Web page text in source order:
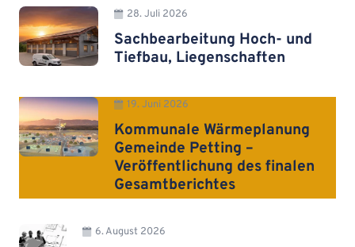
28. Juli 2026
Sachbearbeitung Hoch- und
Tiefbau, Liegenschaften
19. Juni 2026
Kommunale Wärmeplanung
Gemeinde Petting –
Veröffentlichung des finalen
Gesamtberichtes
6. August 2026